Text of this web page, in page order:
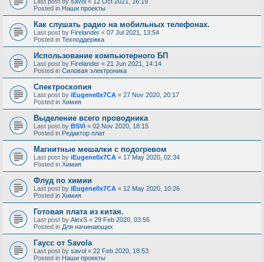
Posted in Наши проекты
Как слушать радио на мобильных телефонах.
Last post by Firelander « 07 Jul 2021, 13:54
Posted in Техподдержка
Использование компьютерного БП
Last post by Firelander « 21 Jun 2021, 14:14
Posted in Силовая электроника
Спектроскопия
Last post by iEugene0x7CA « 27 Nov 2020, 20:17
Posted in Химия
Выделение всего проводника
Last post by BSVi « 02 Nov 2020, 18:15
Posted in Редактор плат
Магнитные мешалки с подогревом
Last post by iEugene0x7CA « 17 May 2020, 02:34
Posted in Химия
Флуд по химии
Last post by iEugene0x7CA « 12 May 2020, 10:26
Posted in Химия
Готовая плата из китая.
Last post by AlexS « 29 Feb 2020, 03:55
Posted in Для начинающих
Гаусс от Savola
Last post by savol « 22 Feb 2020, 18:53
Posted in Наши проекты